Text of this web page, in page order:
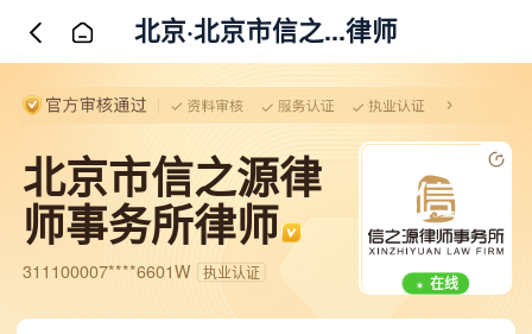
北京·北京市信之...律师
在线
北京市信之源律
师事务所律师
311100007****6601W 执业认证